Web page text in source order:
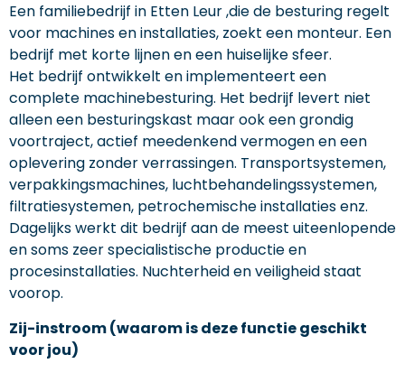
Een familiebedrijf in Etten Leur ,die de besturing regelt
voor machines en installaties, zoekt een monteur. Een
bedrijf met korte lijnen en een huiselijke sfeer.
Het bedrijf ontwikkelt en implementeert een
complete machinebesturing. Het bedrijf levert niet
alleen een besturingskast maar ook een grondig
voortraject, actief meedenkend vermogen en een
oplevering zonder verrassingen. Transportsystemen,
verpakkingsmachines, luchtbehandelingssystemen,
filtratiesystemen, petrochemische installaties enz.
Dagelijks werkt dit bedrijf aan de meest uiteenlopende
en soms zeer specialistische productie en
procesinstallaties. Nuchterheid en veiligheid staat
voorop.
Zij-instroom (waarom is deze functie geschikt
voor jou)